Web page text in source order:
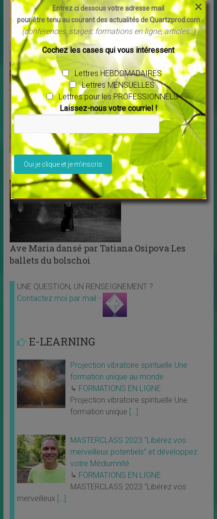
Film : “L’intelligence des arbres”
La mairie prête un vélo enfants de 3 ans
Ave Maria dansé par Tatiana Osipova Les
ballets du bolschoi
UNE QUESTION, UN RENSEIGNEMENT ?
Contactez moi par mail -
E-LEARNING
Projection vibratoire spirituelle Une
formation unique au monde
↳ FORMATIONS EN LIGNE
Projection vibratoire spirituelle Une
formation unique […]
MASTERCLASS 2023 “Libérez vos
merveilleux potentiels” et développez
votre Médiumnité
↳ FORMATIONS EN LIGNE
MASTERCLASS 2023 “Libérez vos
merveilleux […]
Entrez ci dessous votre adresse mail
pour être tenu au courant des actualités de Quartzprod.com
(conférences, stages, formations en ligne, articles..)
Cochez les cases qui vous intéressent
Lettres HEBDOMADAIRES
Lettres MENSUELLES
Lettres pour les PROFESSIONNELS
Laissez-nous votre courriel !
Veuillez laisser ce champ vide.
×